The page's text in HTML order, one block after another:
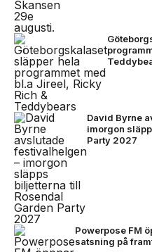
David Byrne
imorgon
Party 2027
Powerpose FM
satsning på